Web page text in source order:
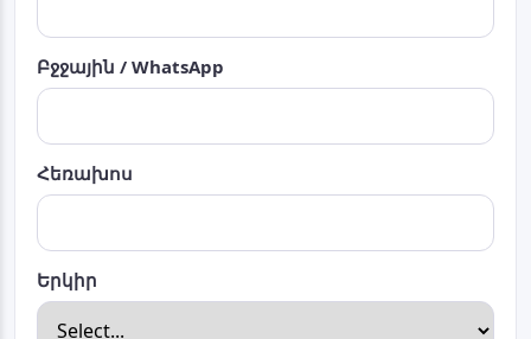
Բջջային / WhatsApp
Հեռախոս
Երկիր